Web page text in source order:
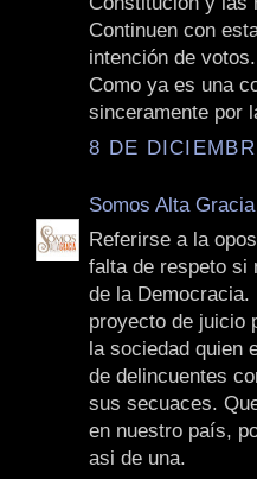
Continuen con
intención de votos.
Como ya es una
sinceramente por
8 DE
Somos Alta Gracia
Referirse a la
falta de respeto si
de la
proyecto de juicio
la sociedad quien
de delincuentes
sus secuaces.
en nuestro país,
asi de una.